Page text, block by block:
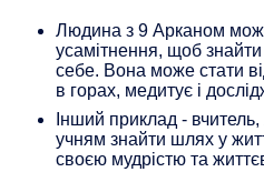
Людина з 9 Арканом
усамітнення, щоб знайти
себе. Вона може стати
в горах, медитує і
Інший приклад -
учням знайти шлях у
своєю мудрістю та